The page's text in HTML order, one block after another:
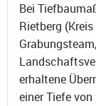
Bei
Rietberg
erhaltene
einer Tiefe